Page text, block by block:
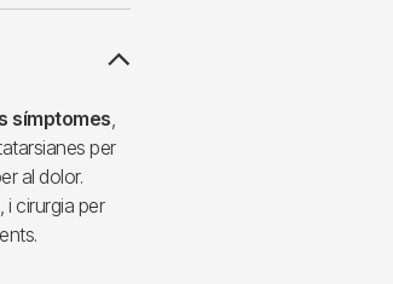
símptomes,
per
al dolor.
cirurgia per